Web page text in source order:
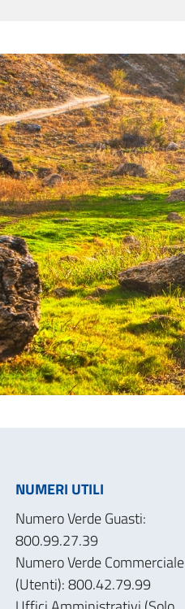
NUMERI UTILI
Numero Verde Guasti:
800.99.27.39
Numero Verde Commerciale
(Utenti): 800.42.79.99